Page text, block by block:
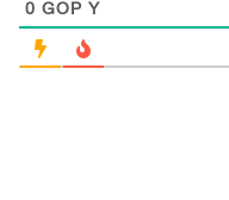
0 GÓP Ý